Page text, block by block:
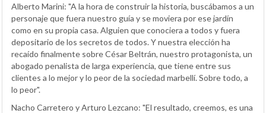
Alberto Marini: "A la hora de construir la historia, buscábamos a un
personaje que fuera nuestro guía y se moviera por ese jardín
como en su propia casa. Alguien que conociera a todos y fuera
depositario de los secretos de todos. Y nuestra elección ha
recaído finalmente sobre César Beltrán, nuestro protagonista, un
abogado penalista de larga experiencia, que tiene entre sus
clientes a lo mejor y lo peor de la sociedad marbellí. Sobre todo, a
lo peor".
Nacho Carretero y Arturo Lezcano: "El resultado, creemos, es una